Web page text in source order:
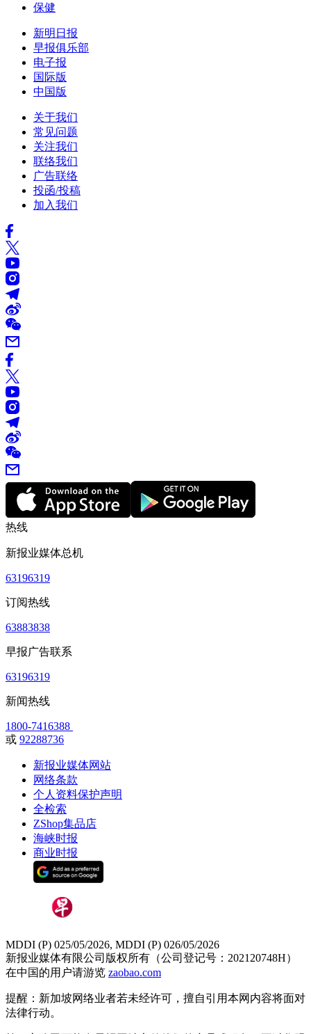
保健
新明日报
早报俱乐部
电子报
国际版
中国版
关于我们
常见问题
关注我们
联络我们
广告联络
投函/投稿
加入我们
热线
新报业媒体总机
63196319
订阅热线
63883838
早报广告联系
63196319
新闻热线
1800-7416388
或 92288736
新报业媒体网站
网络条款
个人资料保护声明
全检索
ZShop集品店
海峡时报
商业时报
MDDI (P) 025/05/2026, MDDI (P) 026/05/2026
新报业媒体有限公司版权所有（公司登记号：202120748H）
在中国的用户请游览 zaobao.com
提醒：新加坡网络业者若未经许可，擅自引用本网内容将面对
法律行动。